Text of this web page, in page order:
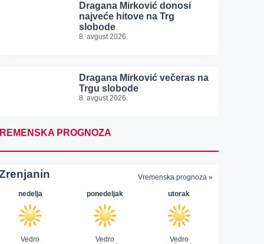
Dragana Mirković donosi
najveće hitove na Trg
slobode
8. avgust 2026.
Dragana Mirković večeras na
Trgu slobode
8. avgust 2026.
PROGNOZA